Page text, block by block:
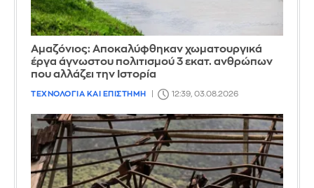
Αμαζόνιος: Αποκαλύφθηκαν χωματουργικά
έργα άγνωστου πολιτισμού 3 εκατ. ανθρώπων
που αλλάζει την Iστορία
ΤΕΧΝΟΛΟΓΙΑ ΚΑΙ ΕΠΙΣΤΗΜΗ 12:39, 03.08.2026